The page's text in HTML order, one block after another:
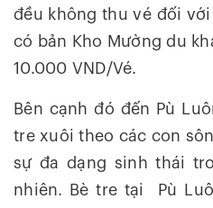
đều không thu vé đối
có bản Kho Mường du
10.000 VND/Vé.
Bên cạnh đó đến Pù
tre xuôi theo các con
sự đa dạng sinh thái
nhiên. Bè tre tại Pù